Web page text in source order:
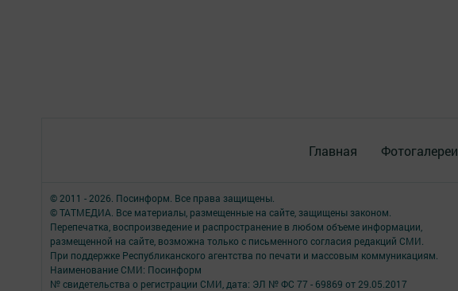
Главная Фотогалереи
© 2011 - 2026. Посинформ. Все права защищены.
© ТАТМЕДИА. Все материалы, размещенные на сайте, защищены законом.
Перепечатка, воспроизведение и распространение в любом объеме информации,
размещенной на сайте, возможна только с письменного согласия редакций СМИ.
При поддержке Республиканского агентства по печати и массовым коммуникациям.
Наименование СМИ: Посинформ
№ свидетельства о регистрации СМИ, дата: ЭЛ № ФС 77 - 69869 от 29.05.2017